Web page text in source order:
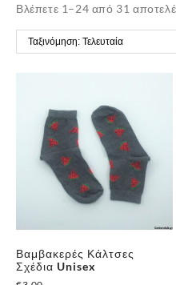
Βλέπετε 1–24 από 31
Βαμβακερές Κάλτσες
Σχέδια Unisex